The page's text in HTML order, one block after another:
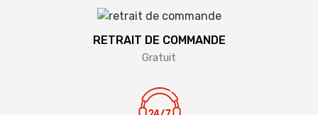
RETRAIT DE COMMANDE
Gratuit